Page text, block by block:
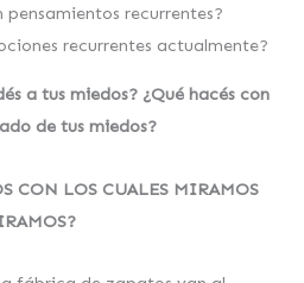
pensamientos recurrentes?
recurrentes actualmente?
a tus miedos? ¿Qué hacés con
de tus miedos?
CON LOS CUALES MIRAMOS